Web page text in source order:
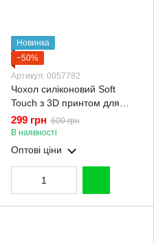
Новинка
−50%
Артикул: 0057782
Чохол силіконовий Soft
Touch з 3D принтом для
Samsung Galaxy S25 чорний
(Повний захист камери)
299 грн 600 грн
В наявності
Оптові ціни